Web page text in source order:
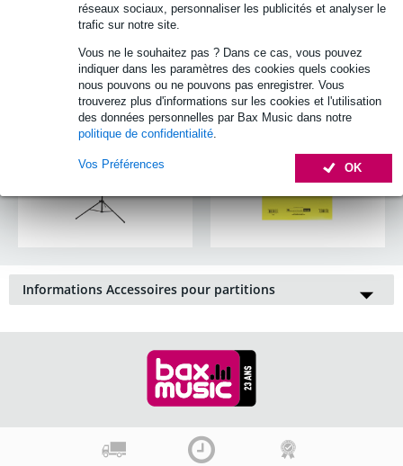
réseaux sociaux, personnaliser les publicités et analyser le
trafic sur notre site.
Vous ne le souhaitez pas ? Dans ce cas, vous pouvez
indiquer dans les paramètres des cookies quels cookies
nous pouvons ou ne pouvons pas enregistrer. Vous
trouverez plus d'informations sur les cookies et l'utilisation
des données personnelles par Bax Music dans notre
politique de confidentialité
OK
Vos Préférences
Pupitre musique Papier musique
Informations Accessoires pour partitions
toujours difficile de les garder bien en place sur leur support.
n'arrête pas de se refermer... Il existe un
autre détail à prendre en considération, c’est-à-dire la
luminosité et donc de savoir si votre partition sera éclairée et si
vous serez en mesure de lire les notes. Voilà pourquoi Bax
également une collection de
papier musique
pour noter vos
idées de compositions.